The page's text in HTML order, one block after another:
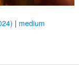
| medium